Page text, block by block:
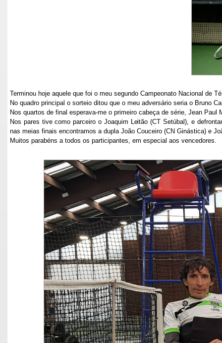
Terminou hoje aquele que foi o meu segundo Campeonato Nacional de
No quadro principal o sorteio ditou que o meu adversário seria o Bruno
Nos quartos de final esperava-me o primeiro cabeça de série, Jean
Nos pares tive como parceiro o Joaquim Leitão (CT Setúbal), e
nas meias finais encontramos a dupla João Couceiro (CN Ginástica) e
Muitos parabéns a todos os participantes, em especial aos vencedores.